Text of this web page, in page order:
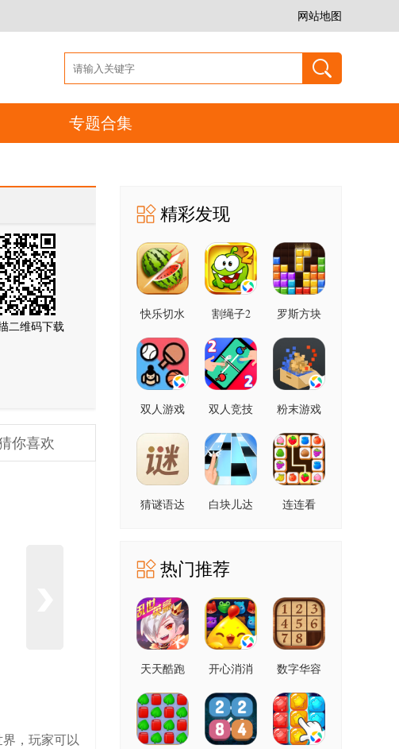
网站地图
专题合集
二维码下载
你喜欢
，玩家可以
精彩发现
快乐切水
割绳子2 罗斯方块
双人游戏
双人竞技
粉末游戏
猜谜语达
白块儿达
连连看
热门推荐
天天酷跑
开心消消
数字华容